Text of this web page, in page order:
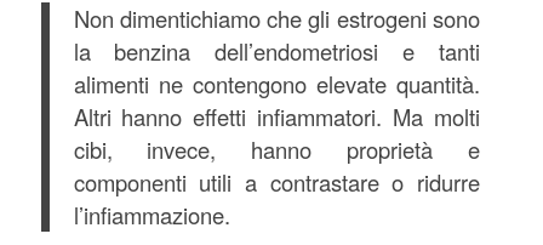
Non dimentichiamo che gli estrogeni sono
la benzina dell’endometriosi e tanti
alimenti ne contengono elevate quantità.
Altri hanno effetti infiammatori. Ma molti
cibi, invece, hanno proprietà e
componenti utili a contrastare o ridurre
l’infiammazione.